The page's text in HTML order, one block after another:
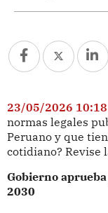
23/05/2026 10:18
normas legales
Peruano y que
cotidiano? Revise
Gobierno
2030